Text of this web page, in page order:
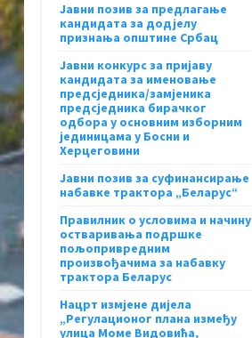
Јавни позив за предлагање
кандидата за додјелу
признања општине Србац
Јавни конкурс за пријаву
кандидата за именовање
предсједника/замјеника
предсједника бирачког
одбора у основним изборним
јединицама у Босни и
Херцеговини
Јавни позив за суфинансирање
набавке трактора „Беларус“
Правилник о условима и начину
остваривања подршке
пољопривредним
произвођачима за набавку
трактора Беларус
Нацрт измјене дијела
„Регулационог плана између
улица Моме Видовића,